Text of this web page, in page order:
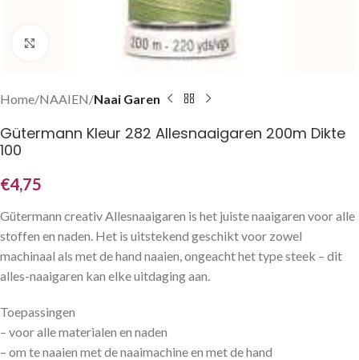
Klik om te vergroten
Home NAAIEN Naai Garen
Gütermann Kleur 282 Allesnaaigaren 200m Dikte
100
€4,75
Gütermann creativ Allesnaaigaren is het juiste naaigaren voor alle
stoffen en naden. Het is uitstekend geschikt voor zowel
machinaal als met de hand naaien, ongeacht het type steek – dit
alles-naaigaren kan elke uitdaging aan.
Toepassingen
– voor alle materialen en naden
– om te naaien met de naaimachine en met de hand